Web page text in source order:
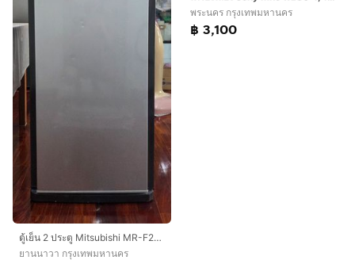
ตู้เย็น 2 ประตู Mitsubishi MR-F23G-SL ขนาด 7 คิว
ยานนาวา กรุงเทพมหานคร
พระนคร กรุงเทพมหานคร
฿ 3,100